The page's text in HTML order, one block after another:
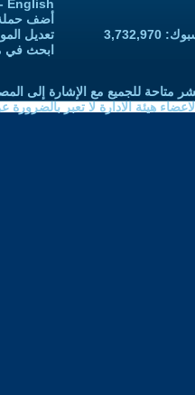
English
أضف
تعديل
ابحث في
متاحة للجميع مع الإشارة إلى
هيئة الادارة لا تعبر بالضرورة